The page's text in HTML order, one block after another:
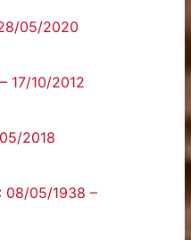
05/2020‌
17/10/2012
2018
08/05/1938 –